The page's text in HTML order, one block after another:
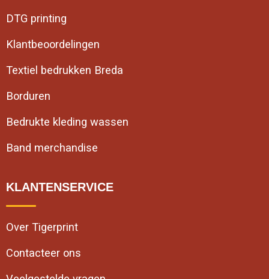
DTG printing
Klantbeoordelingen
Textiel bedrukken Breda
Borduren
Bedrukte kleding wassen
Band merchandise
KLANTENSERVICE
Over Tigerprint
Contacteer ons